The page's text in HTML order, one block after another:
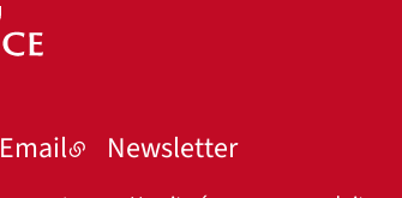
Newsletter
Email